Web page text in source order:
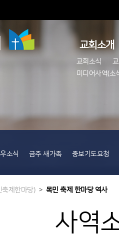
교회소개
교회소식
미디어사역(소
소식 금주 새가족 중보기도요청
제한마당) > 목민 축제 한마당 역사
사역